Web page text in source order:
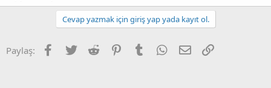
Cevap yazmak için giriş yap yada kayıt ol.
Paylaş: Facebook
Twitter Reddit PinterestTumblr WhatsApp
E-posta